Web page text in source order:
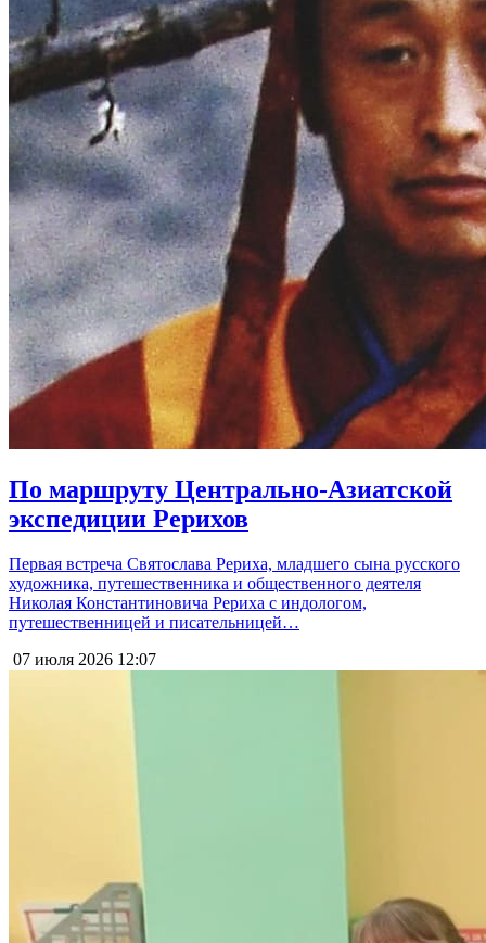
По маршруту Центрально-Азиатской
экспедиции Рерихов
Первая встреча Святослава Рериха, младшего сына русского
художника, путешественника и общественного деятеля
Николая Константиновича Рериха с индологом,
путешественницей и писательницей…
07 июля 2026 12:07